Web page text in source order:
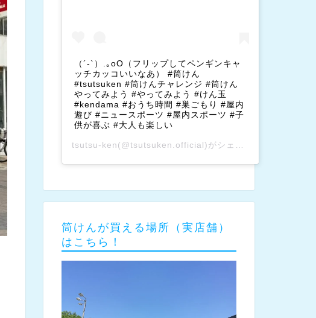
（´-`）.｡oO（フリップしてペンギンキャ
ッチカッコいいなあ） #筒けん
#tsutsuken #筒けんチャレンジ #筒けん
やってみよう #やってみよう #けん玉
#kendama #おうち時間 #巣ごもり #屋内
遊び #ニュースポーツ #屋内スポーツ #子
供が喜ぶ #大人も楽しい
tsutsu-ken(@tsutsuken.official)がシェアした投稿 –
筒けんが買える場所（実店舗）
はこちら！